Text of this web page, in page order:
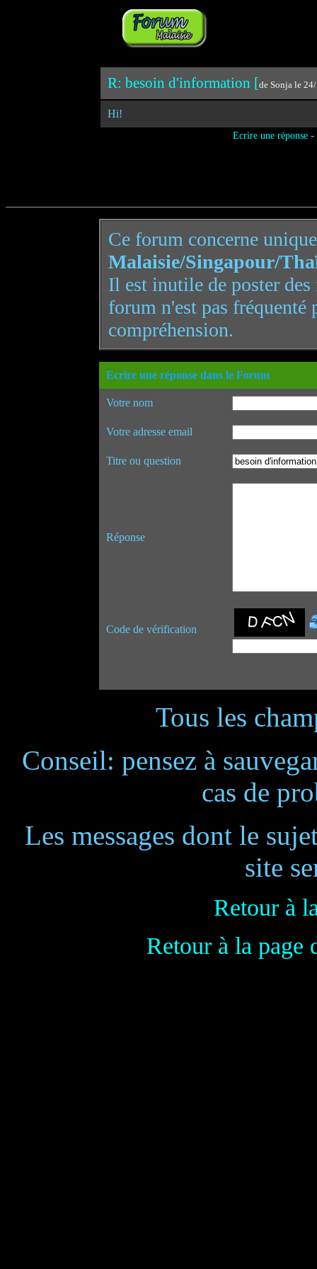
R: besoin d'information [de Sonja le
Hi!
Ecrire une réponse-
Ce forum concerne
Malaisie/Singapour/
Il est inutile de poster
forum n'est pas
compréhension.
Ecrire une réponse dans le Forum
Votre nom
Votre adresse email
Titre ou question
Réponse
Code de vérification
Tous les
Conseil: pensez à
cas de
Les messages dont le
site
Retour à
Retour à la page